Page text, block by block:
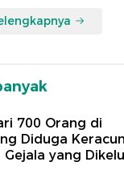
700 Orang di
Diduga
Gejala yang